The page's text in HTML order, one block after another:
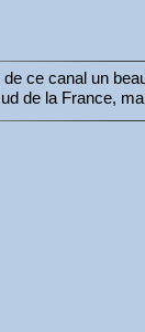
ce canal un
de la France,